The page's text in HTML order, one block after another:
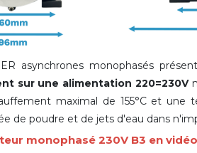
asynchrones monophasés
sur une alimentation 220=230V
maximal de 155°C et une
de poudre et de jets d'eau dans
monophasé 230V B3 en vidéo